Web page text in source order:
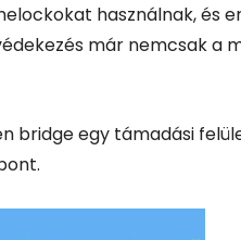
használnak, és
már nemcsak a
bridge egy támadási